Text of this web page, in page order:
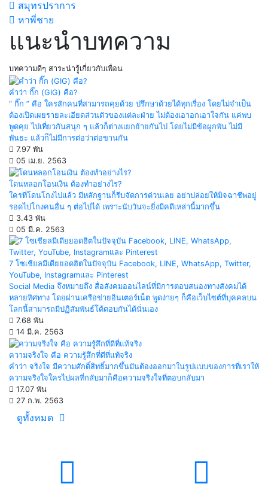
สมุทรปราการ
หาพี่ชาย
แนะนำบทความ
บทความดีๆ สาระน่ารู้เกี่ยวกับเพื่อน
คำว่า กิ๊ก (GIG) คือ?
“ กิ๊ก ” คือ ใครสักคนที่สามารถคุยด้วย ปรึกษาด้วยได้ทุกเรื่อง โดยไม่จำเป็น
ต้องเปิดเผยรายละเอียดส่วนตัวของแต่ละฝ่าย ไม่ต้องเอาอกเอาใจกัน แค่พบ
พูดคุย ไปเที่ยวกันสนุก ๆ แล้วก็ต่างแยกย้ายกันไป โดยไม่มีข้อผูกพัน ไม่มี
พันธะ แล้วก็ไม่มีการต่อว่าต่อขานกัน
7.97 พัน
05 เม.ย. 2563
โดนหลอกโอนเงิน ต้องทำอย่างไร?
ใครที่โดนโกงไปแล้ว มีหลักฐานก็รีบจัดการด่วนเลย อย่าปล่อยให้มิจฉาชีพอยู่
รอดไปโกงคนอื่น ๆ ต่อไปได้ เพราะนับวันจะยิ่งมีคดีเหล่านี้มากขึ้น
3.43 พัน
05 มี.ค. 2563
7 โซเชียลมีเดียยอดฮิตในปัจจุบัน Facebook, LINE, WhatsApp, Twitter,
YouTube, Instagramและ Pinterest
Social Media จึงหมายถึง สื่อสังคมออนไลน์ที่มีการตอบสนองทางสังคมได้
หลายทิศทาง โดยผ่านเครือข่ายอินเตอร์เน็ต พูดง่ายๆ ก็คือเว็บไซต์ที่บุคคลบน
โลกนี้สามารถมีปฏิสัมพันธ์โต้ตอบกันได้นั่นเอง
7.68 พัน
14 มี.ค. 2563
ความจริงใจ คือ ความรู้สึกที่ดีที่แท้จริง
คำว่า จริงใจ มีความศักดิ์สิทธิ์มากขึ้นมันต้องออกมาในรูปแบบของการที่เราให้
ความจริงใจใครไปผลที่กลับมาก็คือความจริงใจที่ตอบกลับมา
17.07 พัน
27 ก.พ. 2563
ดูทั้งหมด